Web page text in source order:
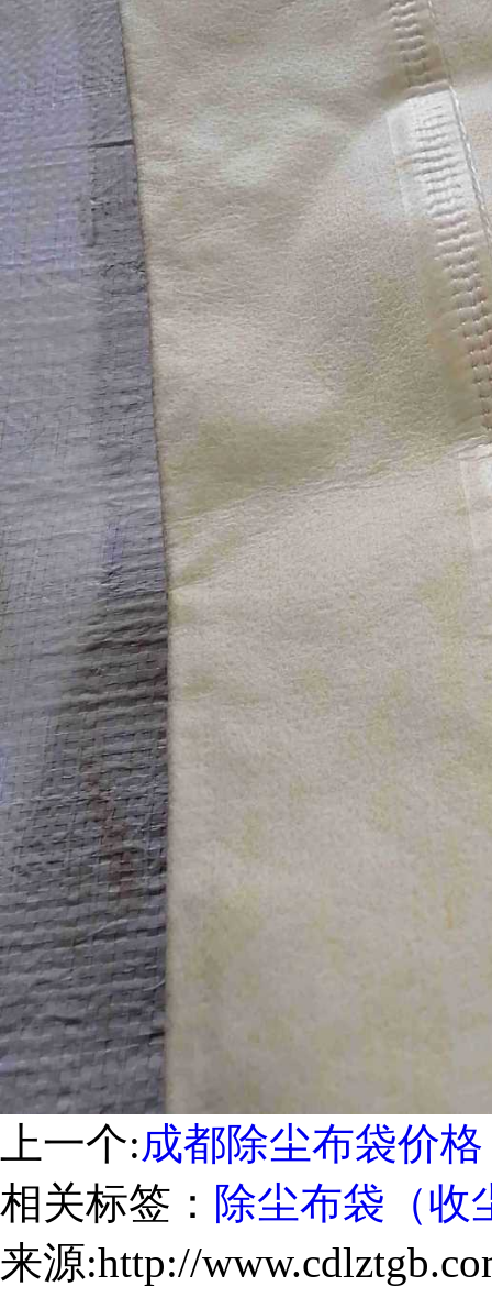
上一个:成都除尘布袋价格
相关标签： 除尘布袋（收
来源:http://